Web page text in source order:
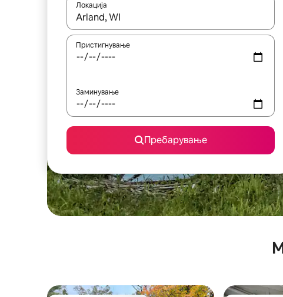
Локација
Кога резултатите се достапни, движете се со
Пристигнување
Заминување
Пребарување